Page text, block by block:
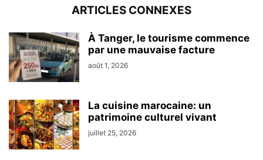
ARTICLES CONNEXES
À Tanger, le tourisme commence
par une mauvaise facture
août 1, 2026
La cuisine marocaine: un
patrimoine culturel vivant
juillet 25, 2026